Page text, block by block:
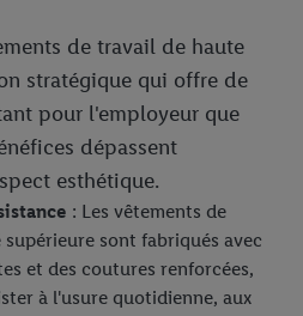
de travail de haute
stratégique qui offre de
pour l'employeur que
dépassent
esthétique.
: Les vêtements de
sont fabriqués avec
et des coutures renforcées,
à l'usure quotidienne, aux